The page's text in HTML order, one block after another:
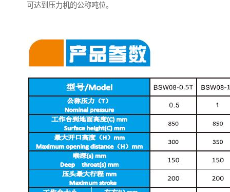
可达到压力机的公称吨位。